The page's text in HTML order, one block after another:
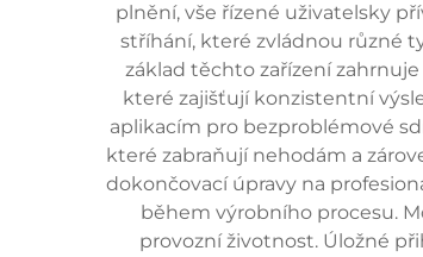
plnění, vše řízené uživatelsky
stříhání, které zvládnou různé
základ těchto zařízení
které zajišťují konzistentní
aplikacím pro bezproblémové
které zabraňují nehodám a
dokončovací úpravy na
během výrobního procesu.
provozní životnost. Úložné